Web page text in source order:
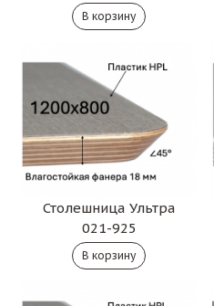
Столешница Ультра
021-925